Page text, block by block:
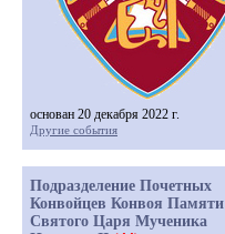
основан 20 декабря 2022 г.
Другие события
Подразделение Почетных
Конвойцев Конвоя Памяти
Святого Царя Мученика